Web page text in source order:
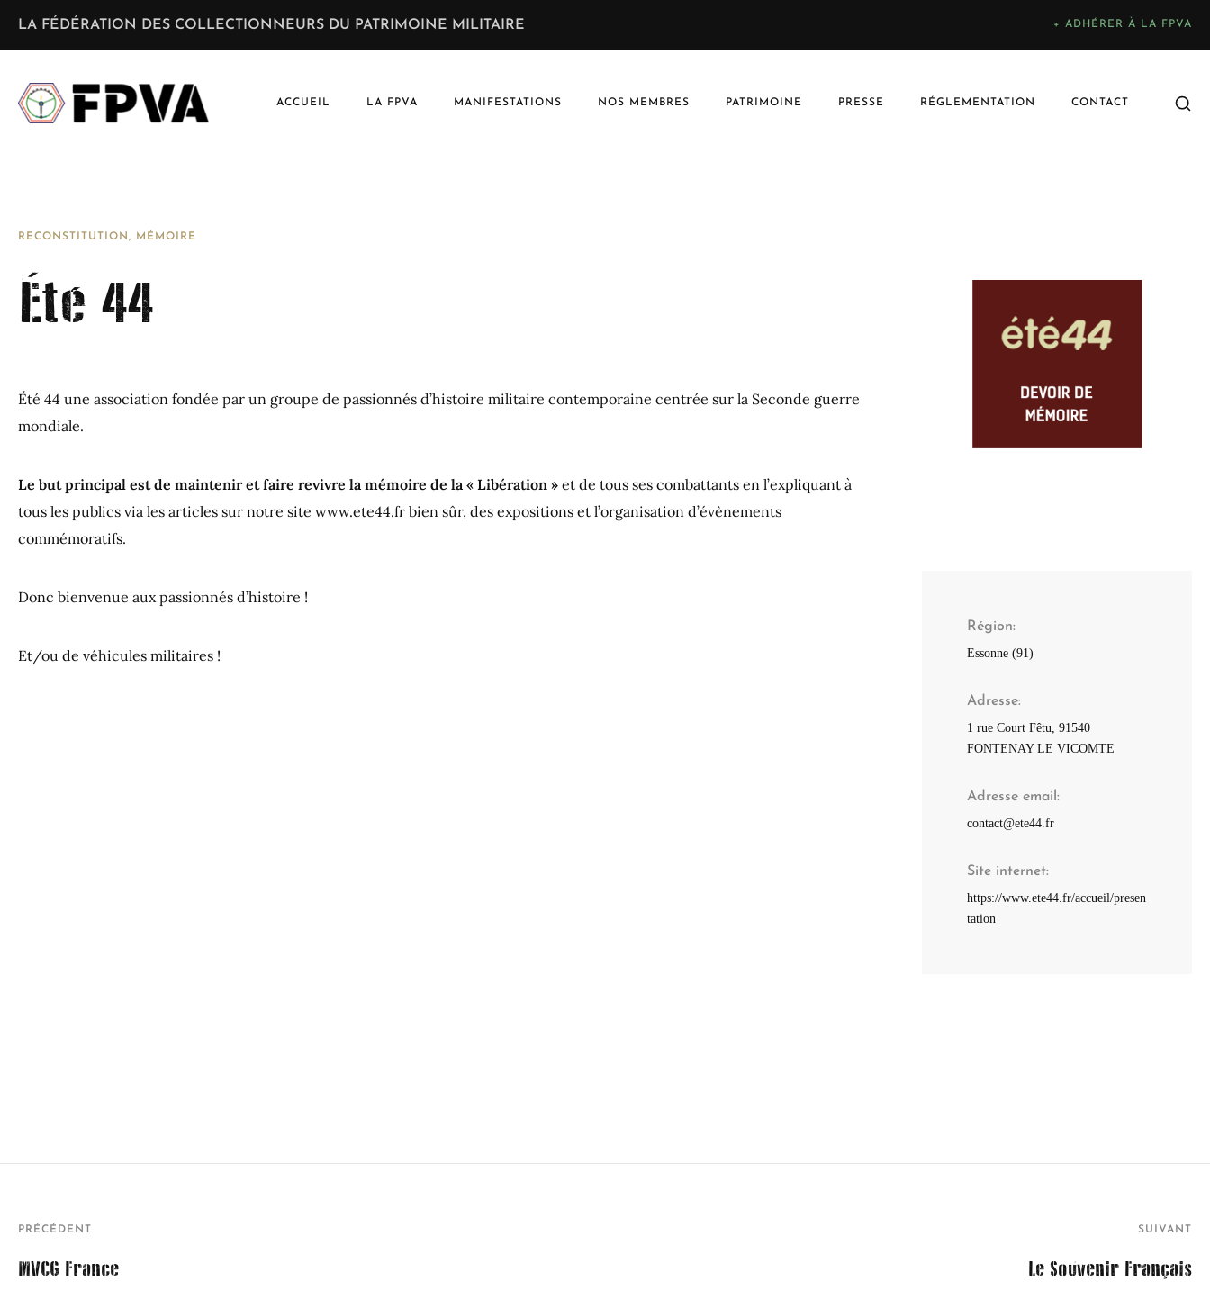
LA FÉDÉRATION DES COLLECTIONNEURS DU PATRIMOINE MILITAIRE + ADHÉRER À LA FPVA
ACCUEIL LA FPVA MANIFESTATIONS NOS MEMBRES PATRIMOINE PRESSE RÉGLEMENTATION CONTACT
RECONSTITUTION, MÉMOIRE
Été 44
Été 44 une association fondée par un groupe de passionnés d’histoire militaire contemporaine centrée sur la Seconde guerre
mondiale.
Le but principal est de maintenir et faire revivre la mémoire de la « Libération » et de tous ses combattants en l’expliquant à
tous les publics via les articles sur notre site www.ete44.fr bien sûr, des expositions et l’organisation d’évènements
commémoratifs.
Donc bienvenue aux passionnés d’histoire !
Et/ou de véhicules militaires !
Région
Essonne (91)
Adresse
1 rue Court Fêtu, 91540
FONTENAY LE VICOMTE
Adresse email
contact@ete44.fr
Site internet
https://www.ete44.fr/accueil/presen
tation
PRÉCÉDENT
MVCG France
SUIVANT
Le Souvenir Français